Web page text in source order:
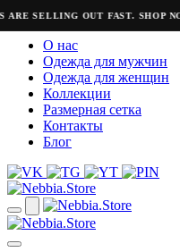
SELLING OUT FAST. SHOP NOW
О нас
Одежда для мужчин
Одежда для женщин
Коллекции
Размерная сетка
Контакты
Блог